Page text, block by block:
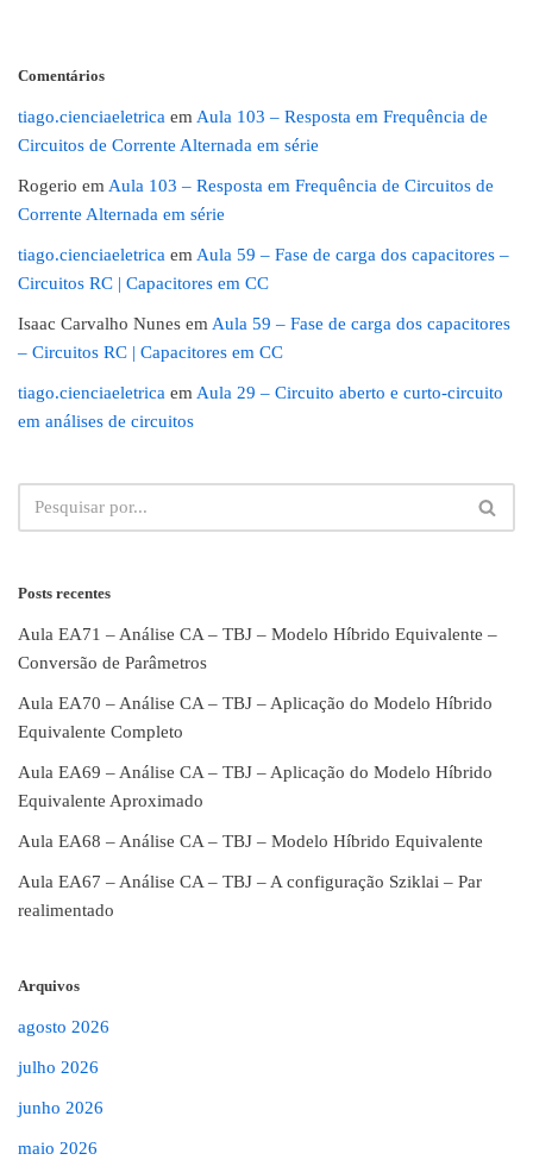
Comentários
tiago.cienciaeletrica em Aula 103 – Resposta em Frequência de
Circuitos de Corrente Alternada em série
Rogerio em Aula 103 – Resposta em Frequência de Circuitos de
Corrente Alternada em série
tiago.cienciaeletrica em Aula 59 – Fase de carga dos capacitores –
Circuitos RC | Capacitores em CC
Isaac Carvalho Nunes em Aula 59 – Fase de carga dos capacitores
– Circuitos RC | Capacitores em CC
tiago.cienciaeletrica em Aula 29 – Circuito aberto e curto-circuito
em análises de circuitos
Posts recentes
Aula EA71 – Análise CA – TBJ – Modelo Híbrido Equivalente –
Conversão de Parâmetros
Aula EA70 – Análise CA – TBJ – Aplicação do Modelo Híbrido
Equivalente Completo
Aula EA69 – Análise CA – TBJ – Aplicação do Modelo Híbrido
Equivalente Aproximado
Aula EA68 – Análise CA – TBJ – Modelo Híbrido Equivalente
Aula EA67 – Análise CA – TBJ – A configuração Sziklai – Par
realimentado
Arquivos
agosto 2026
julho 2026
junho 2026
maio 2026